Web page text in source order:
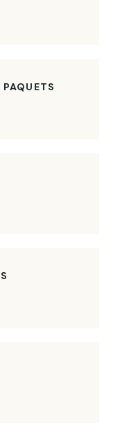
PAQUETS